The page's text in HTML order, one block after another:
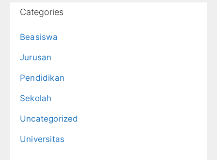
Categories
Beasiswa
Jurusan
Pendidikan
Sekolah
Uncategorized
Universitas